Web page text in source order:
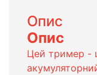
Опис
Опис
Цей тример -